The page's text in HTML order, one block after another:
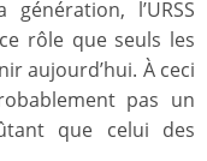
l’URSS
rôle que seuls les
aujourd’hui. À ceci
pas un
que celui des